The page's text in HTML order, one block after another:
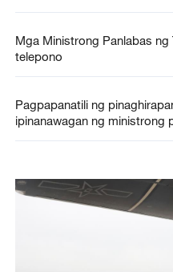
Mga Ministrong Panlabas
telepono
Pagpapanatili ng
ipinanawagan ng ministrong